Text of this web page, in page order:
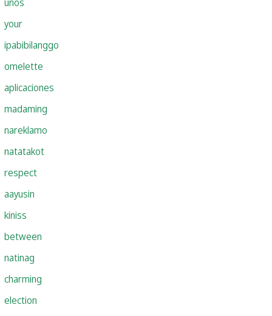
your
ipabibilanggo
omelette
aplicaciones
madaming
nareklamo
natatakot
respect
aayusin
kiniss
between
natinag
charming
election